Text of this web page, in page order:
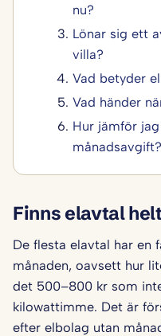
nu?
Lönar sig ett
villa?
Vad betyder
Vad händer
Hur jämför
månadsavgift?
Finns elavtal
De flesta elavtal har en
månaden, oavsett hur
det 500–800 kr som
kilowattimme. Det är
efter elbolag utan